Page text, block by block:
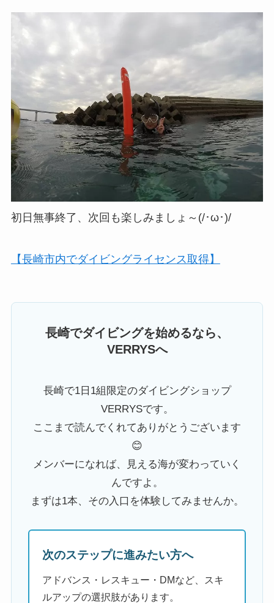
初日無事終了、次回も楽しみましょ～(/･ω･)/
【長崎市内でダイビングライセンス取得】
長崎でダイビングを始めるなら、
VERRYSへ
長崎で1日1組限定のダイビングショップ
VERRYSです。
ここまで読んでくれてありがとうございます
😊
メンバーになれば、見える海が変わっていく
んですよ。
まずは1本、その入口を体験してみませんか。
次のステップに進みたい方へ
アドバンス・レスキュー・DMなど、スキ
ルアップの選択肢があります。